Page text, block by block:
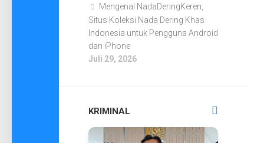
Mengenal NadaDeringKeren,
Situs Koleksi Nada Dering Khas
Indonesia untuk Pengguna Android
dan iPhone
Juli 29, 2026
KRIMINAL